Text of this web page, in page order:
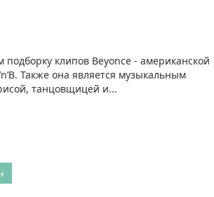
подборку клипов Beyonce - американской
Также она является музыкальным
танцовщицей и...